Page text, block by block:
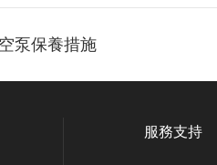
泵保養措施
服務支持